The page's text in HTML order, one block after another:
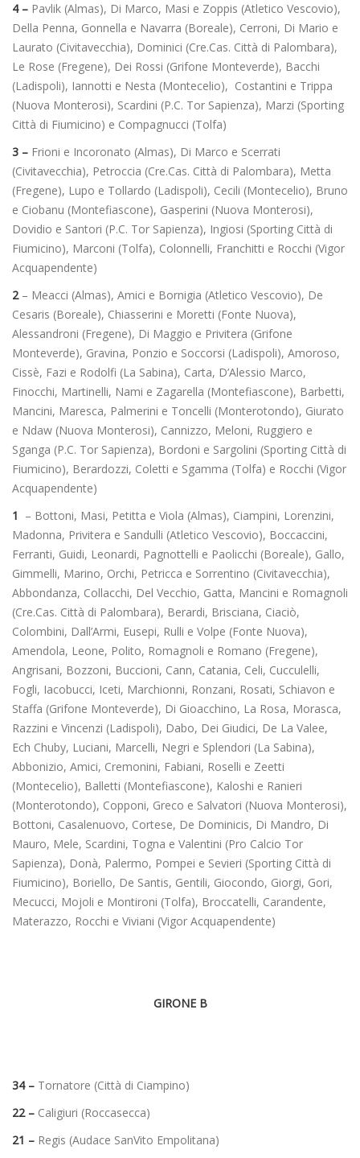
4 – Pavlik (Almas), Di Marco, Masi e Zoppis (Atletico Vescovio),
Della Penna, Gonnella e Navarra (Boreale), Cerroni, Di Mario e
Laurato (Civitavecchia), Dominici (Cre.Cas. Città di Palombara),
Le Rose (Fregene), Dei Rossi (Grifone Monteverde), Bacchi
(Ladispoli), Iannotti e Nesta (Montecelio), Costantini e Trippa
(Nuova Monterosi), Scardini (P.C. Tor Sapienza), Marzi (Sporting
Città di Fiumicino) e Compagnucci (Tolfa)
3 – Frioni e Incoronato (Almas), Di Marco e Scerrati
(Civitavecchia), Petroccia (Cre.Cas. Città di Palombara), Metta
(Fregene), Lupo e Tollardo (Ladispoli), Cecili (Montecelio), Bruno
e Ciobanu (Montefiascone), Gasperini (Nuova Monterosi),
Dovidio e Santori (P.C. Tor Sapienza), Ingiosi (Sporting Città di
Fiumicino), Marconi (Tolfa), Colonnelli, Franchitti e Rocchi (Vigor
Acquapendente)
2– Meacci (Almas), Amici e Bornigia (Atletico Vescovio), De
Cesaris (Boreale), Chiasserini e Moretti (Fonte Nuova),
Alessandroni (Fregene), Di Maggio e Privitera (Grifone
Monteverde), Gravina, Ponzio e Soccorsi (Ladispoli), Amoroso,
Cissè, Fazi e Rodolfi (La Sabina), Carta, D’Alessio Marco,
Finocchi, Martinelli, Nami e Zagarella (Montefiascone), Barbetti,
Mancini, Maresca, Palmerini e Toncelli (Monterotondo), Giurato
e Ndaw (Nuova Monterosi), Cannizzo, Meloni, Ruggiero e
Sganga (P.C. Tor Sapienza), Bordoni e Sargolini (Sporting Città di
Fiumicino), Berardozzi, Coletti e Sgamma (Tolfa) e Rocchi (Vigor
Acquapendente)
1 – Bottoni, Masi, Petitta e Viola (Almas), Ciampini, Lorenzini,
Madonna, Privitera e Sandulli (Atletico Vescovio), Boccaccini,
Ferranti, Guidi, Leonardi, Pagnottelli e Paolicchi (Boreale), Gallo,
Gimmelli, Marino, Orchi, Petricca e Sorrentino (Civitavecchia),
Abbondanza, Collacchi, Del Vecchio, Gatta, Mancini e Romagnoli
(Cre.Cas. Città di Palombara), Berardi, Brisciana, Ciaciò,
Colombini, Dall’Armi, Eusepi, Rulli e Volpe (Fonte Nuova),
Amendola, Leone, Polito, Romagnoli e Romano (Fregene),
Angrisani, Bozzoni, Buccioni, Cann, Catania, Celi, Cucculelli,
Fogli, Iacobucci, Iceti, Marchionni, Ronzani, Rosati, Schiavon e
Staffa (Grifone Monteverde), Di Gioacchino, La Rosa, Morasca,
Razzini e Vincenzi (Ladispoli), Dabo, Dei Giudici, De La Valee,
Ech Chuby, Luciani, Marcelli, Negri e Splendori (La Sabina),
Abbonizio, Amici, Cremonini, Fabiani, Roselli e Zeetti
(Montecelio), Balletti (Montefiascone), Kaloshi e Ranieri
(Monterotondo), Copponi, Greco e Salvatori (Nuova Monterosi),
Bottoni, Casalenuovo, Cortese, De Dominicis, Di Mandro, Di
Mauro, Mele, Scardini, Togna e Valentini (Pro Calcio Tor
Sapienza), Donà, Palermo, Pompei e Sevieri (Sporting Città di
Fiumicino), Boriello, De Santis, Gentili, Giocondo, Giorgi, Gori,
Mecucci, Mojoli e Montironi (Tolfa), Broccatelli, Carandente,
Materazzo, Rocchi e Viviani (Vigor Acquapendente)
GIRONE B
34 – Tornatore (Città di Ciampino)
22 – Caligiuri (Roccasecca)
21 – Regis (Audace SanVito Empolitana)